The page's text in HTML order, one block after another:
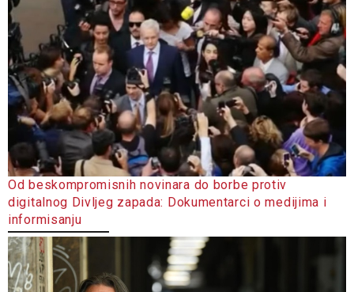
Od beskompromisnih novinara do borbe protiv
digitalnog Divljeg zapada: Dokumentarci o medijima i
informisanju